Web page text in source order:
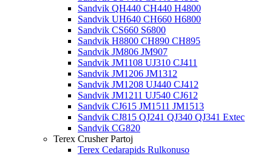
Sandvik QH440 CH440 H4800
Sandvik UH640 CH660 H6800
Sandvik CS660 S6800
Sandvik H8800 CH890 CH895
Sandvik JM806 JM907
Sandvik JM1108 UJ310 CJ411
Sandvik JM1206 JM1312
Sandvik JM1208 UJ440 CJ412
Sandvik JM1211 UJ540 CJ612
Sandvik CJ615 JM1511 JM1513
Sandvik CJ815 QJ241 QJ340 QJ341 Extec
Sandvik CG820
Terex Crusher Partoj
Terex Cedarapids Rulkonuso